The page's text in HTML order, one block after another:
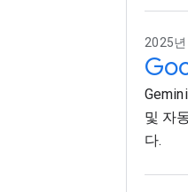
2025
및 자
다.